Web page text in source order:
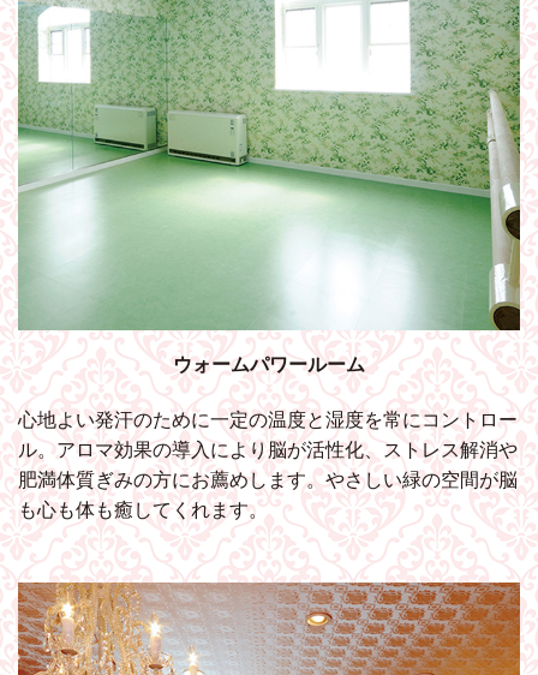
ウォームパワールーム
心地よい発汗のために一定の温度と湿度を常にコントロー
ル。アロマ効果の導入により脳が活性化、ストレス解消や
肥満体質ぎみの方にお薦めします。やさしい緑の空間が脳
も心も体も癒してくれます。